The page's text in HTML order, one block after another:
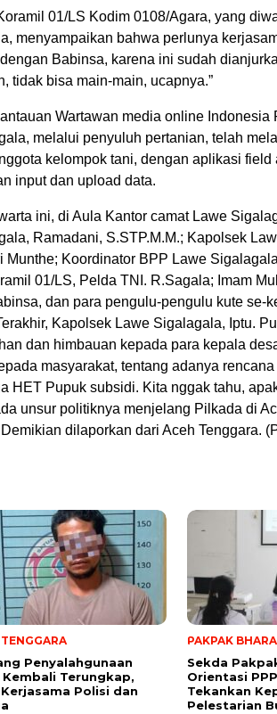
01/LS Kodim 0108/Agara, yang
menyampaikan bahwa perlunya
Babinsa, karena ini sudah
tidak bisa main-main, ucapnya.”
Wartawan media online Indonesia
melalui penyuluh pertanian, telah
kelompok tani, dengan aplikasi field
input dan upload data.
ini, di Aula Kantor camat Lawe
Ramadani, S.STP.M.M.; Kapolsek
Munthe; Koordinator BPP Lawe
01/LS, Pelda TNI. R.Sagala; Imam
dan para pengulu-pengulu kute se-
Kapolsek Lawe Sigalagala, Iptu.
dan himbauan kepada para kepala
masyarakat, tentang adanya
HET Pupuk subsidi. Kita nggak tahu,
unsur politiknya menjelang Pilkada di
dilaporkan dari Aceh Tenggara.
Penyalahgunaan
Kembali Terungkap,
Polisi dan
PAKPAK
Sekda
Orientasi
Tekankan
Pelestarian